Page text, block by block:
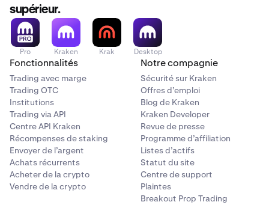
supérieur.
Pro Kraken Krak Desktop
Fonctionnalités
Trading avec marge
Trading OTC
Institutions
Trading via API
Centre API Kraken
Récompenses de staking
Envoyer de l’argent
Achats récurrents
Acheter de la crypto
Vendre de la crypto
Notre compagnie
Sécurité sur Kraken
Offres d’emploi
Blog de Kraken
Kraken Developer
Revue de presse
Programme d’affiliation
Listes d’actifs
Statut du site
Centre de support
Plaintes
Breakout Prop Trading